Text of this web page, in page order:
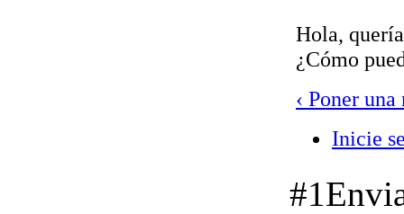
Hola,
¿Cómo
‹ Poner
Inicie
#1